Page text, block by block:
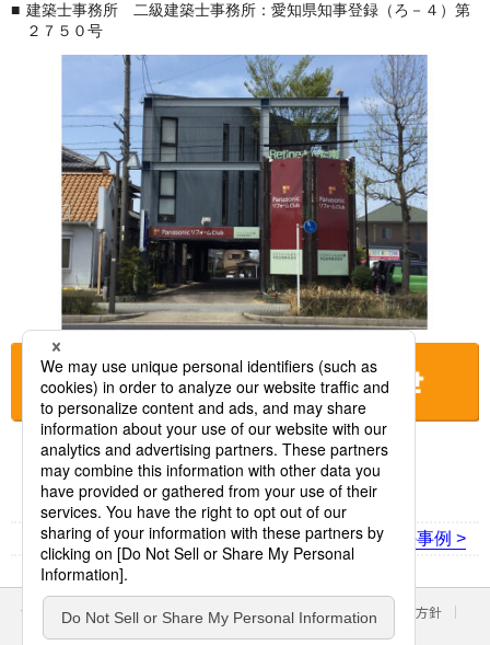
建築士事務所 二級建築士事務所：愛知県知事登録（ろ－４）第
２７５０号
お店に電話をする
< 前の事例 次の事例 >
サイトのご利用にあたって クッキーポリシー
個人情報保護方針
パナソニック ホールディングス